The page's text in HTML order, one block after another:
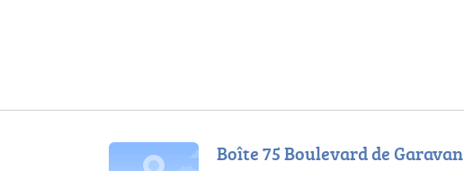
Boîte 75 Boulevard de Garavan